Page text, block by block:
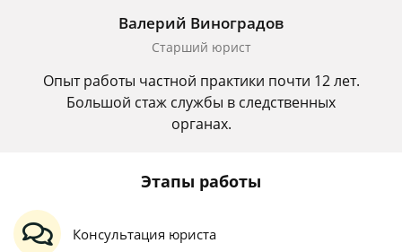
Валерий Виноградов
Старший юрист
Опыт работы частной практики почти 12 лет.
Большой стаж службы в следственных
органах.
Этапы работы
Консультация юриста